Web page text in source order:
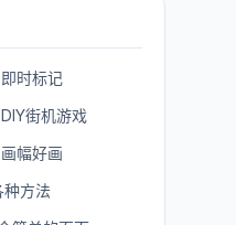
时标记
街机游戏
幅好画
方法